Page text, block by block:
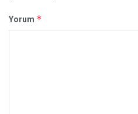
Yorum *